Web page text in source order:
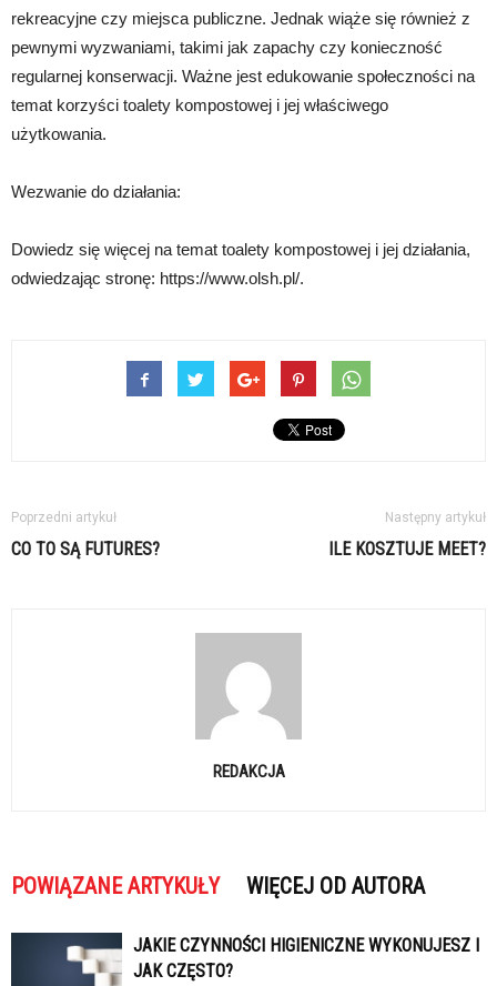
rekreacyjne czy miejsca publiczne. Jednak wiąże się również z
pewnymi wyzwaniami, takimi jak zapachy czy konieczność
regularnej konserwacji. Ważne jest edukowanie społeczności na
temat korzyści toalety kompostowej i jej właściwego
użytkowania.
Wezwanie do działania:
Dowiedz się więcej na temat toalety kompostowej i jej działania,
odwiedzając stronę: https://www.olsh.pl/.
Poprzedni artykuł
CO TO SĄ FUTURES?
Następny artykuł
ILE KOSZTUJE MEET?
REDAKCJA
POWIĄZANE ARTYKUŁY WIĘCEJ OD AUTORA
JAKIE CZYNNOŚCI HIGIENICZNE WYKONUJESZ I
JAK CZĘSTO?